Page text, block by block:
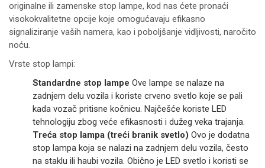
originalne ili zamenske stop lampe, kod nas ćete pronaći
visokokvalitetne opcije koje omogućavaju efikasno
signaliziranje vaših namera, kao i poboljšanje vidljivosti, naročito
noću.
Vrste stop lampi:
Standardne stop lampe Ove lampe se nalaze na
zadnjem delu vozila i koriste crveno svetlo koje se pali
kada vozač pritisne kočnicu. Najčešće koriste LED
tehnologiju zbog veće efikasnosti i dužeg veka trajanja.
Treća stop lampa (treći branik svetlo) Ovo je dodatna
stop lampa koja se nalazi na zadnjem delu vozila, često
na staklu ili haubi vozila. Obično je LED svetlo i koristi se